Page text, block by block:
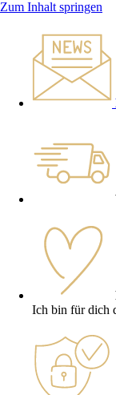
Zum Inhalt springen
Ich bin für dich